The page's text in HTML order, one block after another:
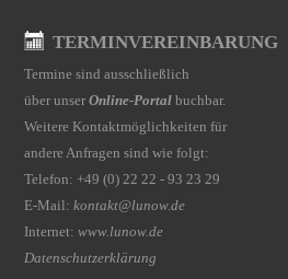
TERMINVEREINBARUNG
Termine sind ausschließlich
über unserOnline-Portal buchbar.
Weitere Kontaktmöglichkeiten für
andere Anfragen sind wie folgt:
Telefon: +49 (0) 22 22 - 93 23 29
E-Mail:kontakt@lunow.de
Internet:www.lunow.de
Datenschutzerklärung